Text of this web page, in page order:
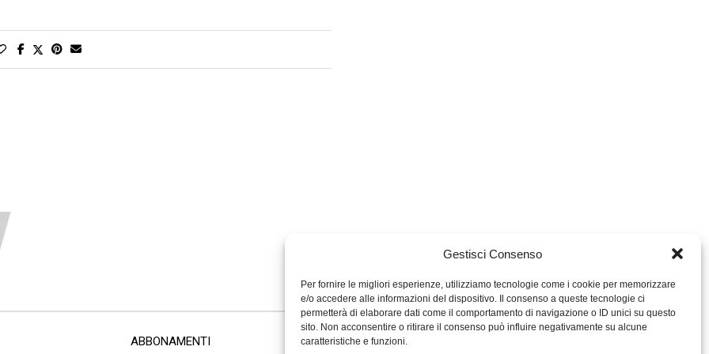
Gestisci Consenso
Per fornire le migliori esperienze, utilizziamo tecnologie come i cookie per memorizzare
e/o accedere alle informazioni del dispositivo. Il consenso a queste tecnologie ci
permetterà di elaborare dati come il comportamento di navigazione o ID unici su questo
sito. Non acconsentire o ritirare il consenso può influire negativamente su alcune
caratteristiche e funzioni.
ABBONAMENTI MIGROS TICINO